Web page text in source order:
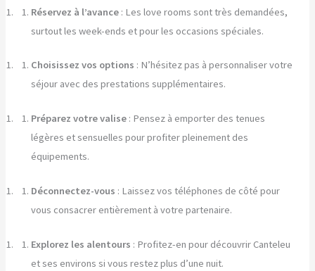
Réservez à l’avance : Les love rooms sont très demandées,
surtout les week-ends et pour les occasions spéciales.
Choisissez vos options : N’hésitez pas à personnaliser votre
séjour avec des prestations supplémentaires.
Préparez votre valise : Pensez à emporter des tenues
légères et sensuelles pour profiter pleinement des
équipements.
Déconnectez-vous : Laissez vos téléphones de côté pour
vous consacrer entièrement à votre partenaire.
Explorez les alentours : Profitez-en pour découvrir Canteleu
et ses environs si vous restez plus d’une nuit.